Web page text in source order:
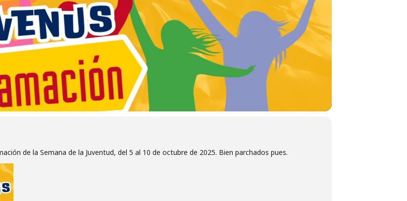
de la Semana de la Juventud, del 5 al 10 de octubre de 2025. Bien parchados pues.